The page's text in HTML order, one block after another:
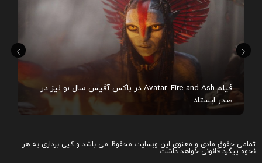
فیلم Avatar: Fire and Ash در باکس آفیس سال نو نیز در
صدر ایستاد
تمامی حقوق مادی و معنوی این وبسایت محفوظ می باشد و کپی برداری به هر
نحوه پیگرد قانونی خواهد داشت